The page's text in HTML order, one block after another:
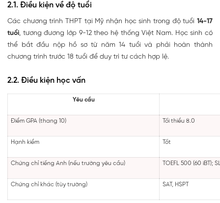
2.1. Điều kiện về độ tuổi
Các chương trình THPT tại Mỹ nhận học sinh trong độ tuổi 14-17
tuổi, tương đương lớp 9-12 theo hệ thống Việt Nam. Học sinh có
thể bắt đầu nộp hồ sơ từ năm 14 tuổi và phải hoàn thành
chương trình trước 18 tuổi để duy trì tư cách hợp lệ.
2.2. Điều kiện học vấn
Yêu cầu
Điểm GPA (thang 10) Tối thiểu 8.0
Hạnh kiểm Tốt
Chứng chỉ tiếng Anh (nếu trường yêu cầu) TOEFL 500 (60 iBT);
Chứng chỉ khác (tùy trường) SAT, HSPT